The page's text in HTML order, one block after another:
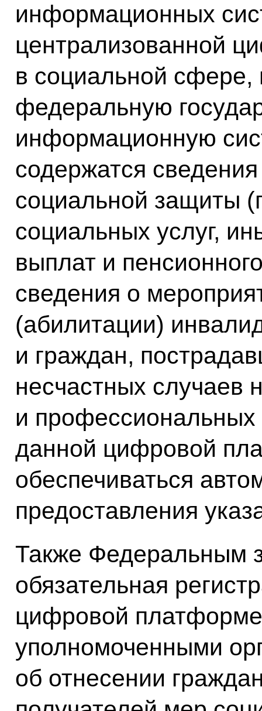
информационных
централизованной
в социальной
федеральную
информационную
содержатся
социальной защиты
социальных услуг,
выплат и
сведения о
(абилитации)
и граждан,
несчастных случаев
и
данной цифровой
обеспечиваться
предоставления
Также Федеральным
обязательная
цифровой
уполномоченными
об отнесении